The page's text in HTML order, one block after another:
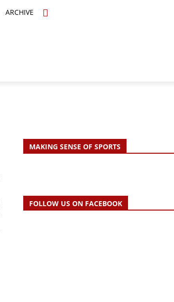
ARCHIVE
MAKING SENSE OF SPORTS
FOLLOW US ON FACEBOOK